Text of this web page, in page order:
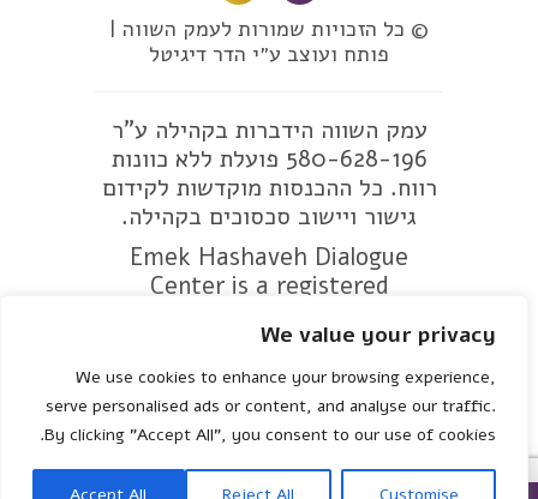
We value your privacy
We use cookies to enhance your browsing experience,
serve personalised ads or content, and analyse our traffic.
By clicking "Accept All", you consent to our use of cookies.
© כל הזכויות שמורות לעמק השווה |
פותח ועוצב ע״י הדר דיגיטל
עמק השווה הידברות בקהילה ע"ר
580-628-196 פועלת ללא כוונות
רווח. כל ההכנסות מוקדשות לקידום
גישור ויישוב סכסוכים בקהילה.
Emek Hashaveh Dialogue
Center is a registered
628-196. All revenue benefits
the community by promoting
mediation and alternative
conflict resolution.